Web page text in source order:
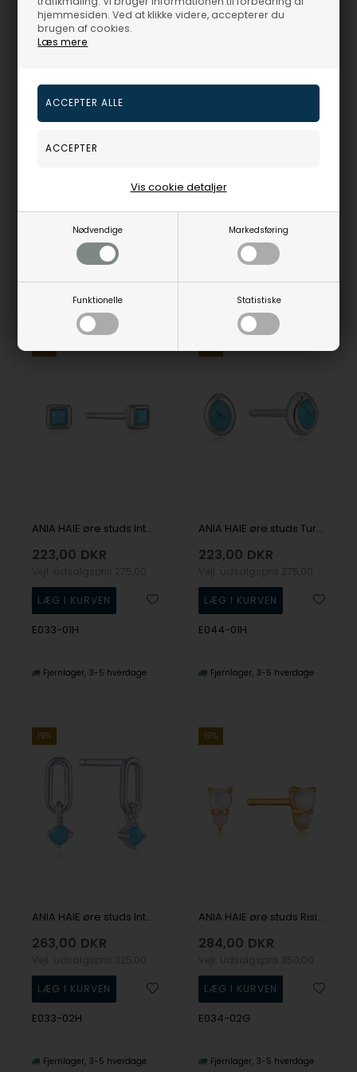
hjemmesiden. Ved at klikke videre, accepterer du
brugen af cookies.
Læs mere
Nødvendige Markedsføring
Funktionelle Statistiske
Vis cookie detaljer
500,00
E045-02H
Fjernlager 3-5 hverdage
Vejl. udsalgspris
E045-02G
Fjernlager 3-5 hverdage
ANIA HAIE øre studs Into The Blue E033-01H
223,00 DKR
E033-01H
Fjernlager 3-5 hverdage
ANIA HAIE øre studs Turquoise Wave E044-01H
223,00 DKR
E044-01H
Fjernlager 3-5 hverdage
19%
ANIA HAIE øre studs Into The Blue E033-02H
263,00 DKR
E033-02H
Fjernlager 3-5 hverdage
19%
ANIA HAIE øre studs Rising Star E034-02G
284,00 DKR
E034-02G
Fjernlager 3-5 hverdage